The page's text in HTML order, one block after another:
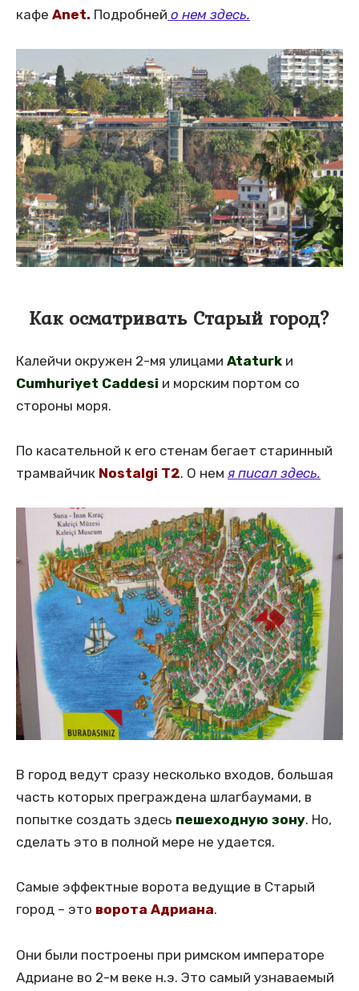
кафе Anet. Подробней о нем здесь.
Как осматривать Старый город?
Калейчи окружен 2-мя улицами Ataturk и
Cumhuriyet Caddesi и морским портом со
стороны моря.
По касательной к его стенам бегает старинный
трамвайчик Nostalgi T2. О нем я писал здесь.
В город ведут сразу несколько входов, большая
часть которых преграждена шлагбаумами, в
попытке создать здесь пешеходную зону. Но,
сделать это в полной мере не удается.
Самые эффектные ворота ведущие в Старый
город – это ворота Адриана.
Они были построены при римском императоре
Адриане во 2-м веке н.э. Это самый узнаваемый